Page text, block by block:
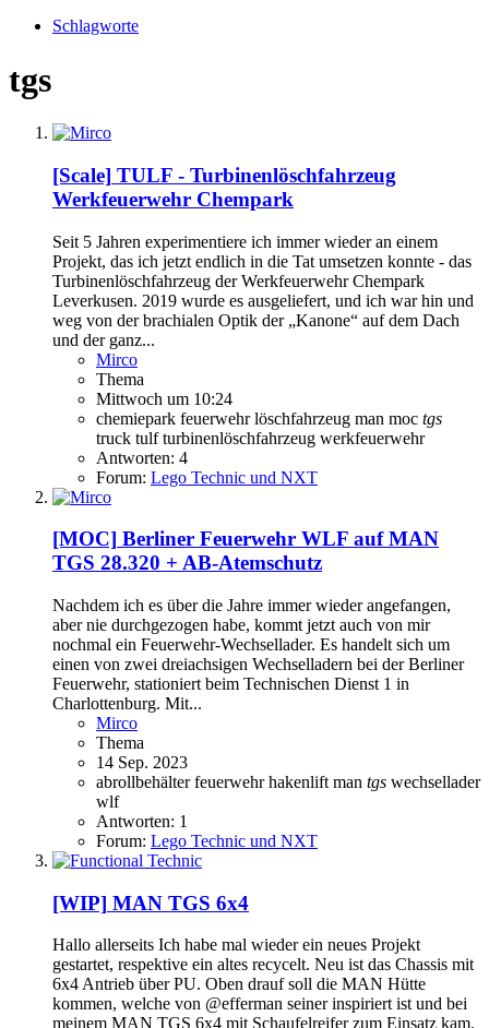
Schlagworte
tgs
[Scale] TULF - Turbinenlöschfahrzeug
Werkfeuerwehr Chempark
Seit 5 Jahren experimentiere ich immer wieder an einem
Projekt, das ich jetzt endlich in die Tat umsetzen konnte - das
Turbinenlöschfahrzeug der Werkfeuerwehr Chempark
Leverkusen. 2019 wurde es ausgeliefert, und ich war hin und
weg von der brachialen Optik der „Kanone“ auf dem Dach
und der ganz...
Mirco
Thema
Mittwoch um 10:24
chemiepark feuerwehrlöschfahrzeug man moc tgs
truck tulfturbinenlöschfahrzeug werkfeuerwehr
Antworten: 4
Forum: Lego Technic und NXT
[MOC] Berliner Feuerwehr WLF auf MAN
TGS 28.320 + AB-Atemschutz
Nachdem ich es über die Jahre immer wieder angefangen,
aber nie durchgezogen habe, kommt jetzt auch von mir
nochmal ein Feuerwehr-Wechsellader. Es handelt sich um
einen von zwei dreiachsigen Wechselladern bei der Berliner
Feuerwehr, stationiert beim Technischen Dienst 1 in
Charlottenburg. Mit...
Mirco
Thema
14 Sep. 2023
abrollbehälterfeuerwehrhakenlift man tgs wechsellader
wlf
Antworten: 1
Forum: Lego Technic und NXT
[WIP] MAN TGS 6x4
Hallo allerseits Ich habe mal wieder ein neues Projekt
gestartet, respektive ein altes recycelt. Neu ist das Chassis mit
6x4 Antrieb über PU. Oben drauf soll die MAN Hütte
kommen, welche von @efferman seiner inspiriert ist und bei
meinem MAN TGS 6x4 mit Schaufelreifer zum Einsatz kam.